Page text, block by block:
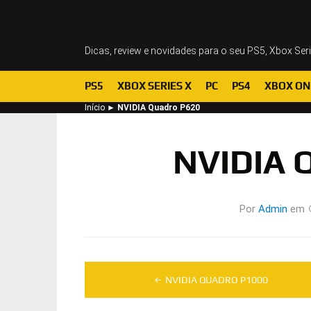
Dicas, review e novidades para o seu PS5, Xbox
PS5 XBOX SERIES X PC PS4 XBOX
Início ► NVIDIA Quadro P620
NVIDIA
Por Admin em
Navegação
de
NVIDIA QUADRO P1000